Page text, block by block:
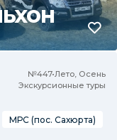
№447•Лето, Осень
Экскурсионные туры
МРС (пос. Сахюрта)